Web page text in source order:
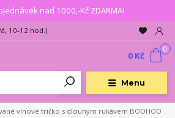
nad 1000,-Kč ZDARMA!
Menu
10-12 hod.)
0
0 Kč
vínové tričko s dlouhým rukávem BOOHOO